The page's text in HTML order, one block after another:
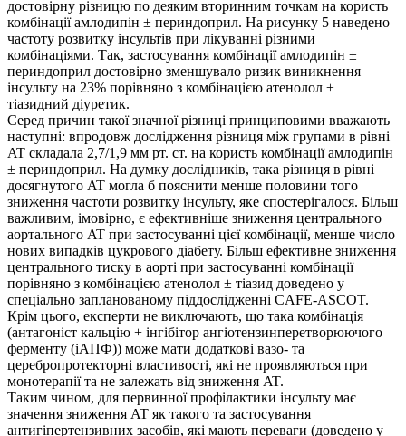
достовірну різницю по деяким вторинним точкам на користь
комбінації амлодипін ± периндоприл. На рисунку 5 наведено
частоту розвитку інсультів при лікуванні різними
комбінаціями. Так, застосування комбінації амлодипін ±
периндоприл достовірно зменшувало ризик виникнення
інсульту на 23% порівняно з комбінацією атенолол ±
тіазидний діуретик.
Серед причин такої значної різниці принциповими вважають
наступні: впродовж дослідження різниця між групами в рівні
AT складала 2,7/1,9 мм рт. ст. на користь комбінації амлодипін
± периндоприл. На думку дослідників, така різниця в рівні
досягнутого AT могла б пояснити менше половини того
зниження частоти розвитку інсульту, яке спостерігалося. Більш
важливим, імовірно, є ефективніше зниження центрального
аортального AT при застосуванні цієї комбінації, менше число
нових випадків цукрового діабету. Більш ефективне зниження
центрального тиску в аорті при застосуванні комбінації
порівняно з комбінацією атенолол ± тіазид доведено у
спеціально запланованому піддослідженні CAFE-ASCOT.
Крім цього, експерти не виключають, що така комбінація
(антагоніст кальцію + інгібітор ангіотензинперетворюючого
ферменту (іАПФ)) може мати додаткові вазо- та
церебропротекторні властивості, які не проявляються при
монотерапії та не залежать від зниження AT.
Таким чином, для первинної профілактики інсульту має
значення зниження AT як такого та застосування
антигіпертензивних засобів, які мають переваги (доведено у